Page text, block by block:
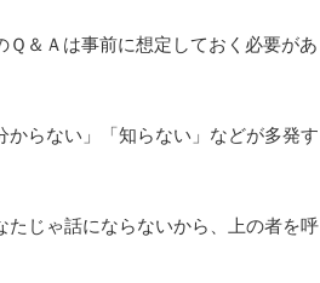
＆Ａは事前に想定しておく必要があ
らない」「知らない」などが多発す
たじゃ話にならないから、上の者を呼